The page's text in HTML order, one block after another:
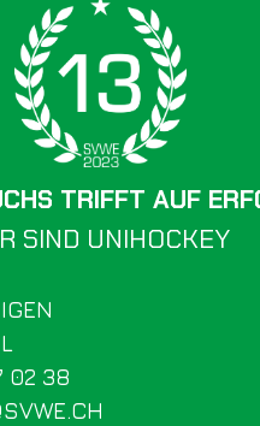
02 38
SIND UNIHOCKEY
TRIFFT AUF